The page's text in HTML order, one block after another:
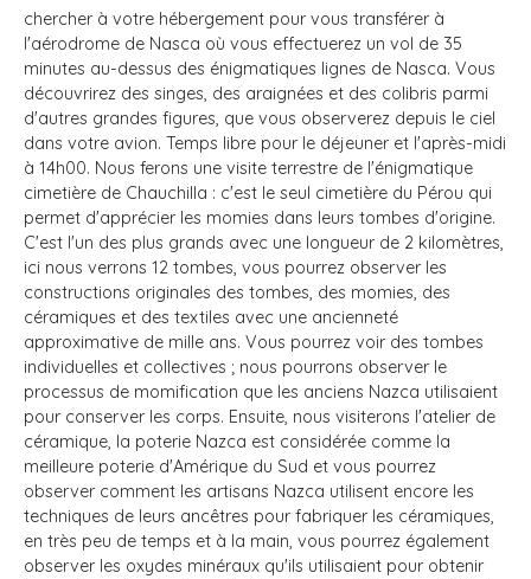
chercher à votre hébergement pour vous transférer à
l'aérodrome de Nasca où vous effectuerez un vol de 35
minutes au-dessus des énigmatiques lignes de Nasca. Vous
découvrirez des singes, des araignées et des colibris parmi
d'autres grandes figures, que vous observerez depuis le ciel
dans votre avion. Temps libre pour le déjeuner et l'après-midi
à 14h00. Nous ferons une visite terrestre de l'énigmatique
cimetière de Chauchilla : c'est le seul cimetière du Pérou qui
permet d'apprécier les momies dans leurs tombes d'origine.
C'est l'un des plus grands avec une longueur de 2 kilomètres,
ici nous verrons 12 tombes, vous pourrez observer les
constructions originales des tombes, des momies, des
céramiques et des textiles avec une ancienneté
approximative de mille ans. Vous pourrez voir des tombes
individuelles et collectives ; nous pourrons observer le
processus de momification que les anciens Nazca utilisaient
pour conserver les corps. Ensuite, nous visiterons l'atelier de
céramique, la poterie Nazca est considérée comme la
meilleure poterie d'Amérique du Sud et vous pourrez
observer comment les artisans Nazca utilisent encore les
techniques de leurs ancêtres pour fabriquer les céramiques,
en très peu de temps et à la main, vous pourrez également
observer les oxydes minéraux qu'ils utilisaient pour obtenir